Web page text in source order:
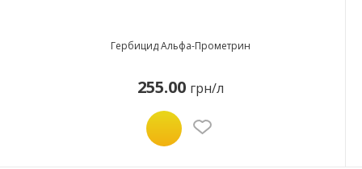
Гербицид Альфа-Прометрин
255.00 грн/л